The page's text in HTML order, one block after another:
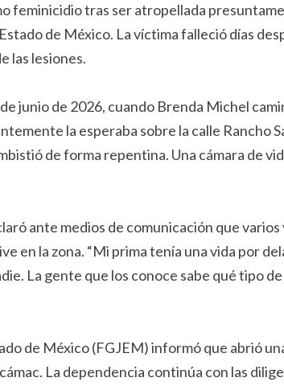
feminicidio tras ser atropellada
de México. La víctima falleció días
las lesiones.
junio de 2026, cuando Brenda Michel
la esperaba sobre la calle Rancho
de forma repentina. Una cámara de
ante medios de comunicación que
en la zona. “Mi prima tenía una vida por
La gente que los conoce sabe qué tipo
de México (FGJEM) informó que abrió
La dependencia continúa con las